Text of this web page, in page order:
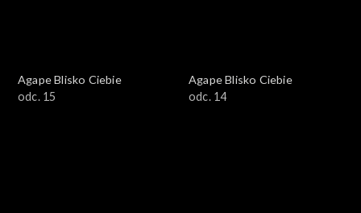
Agape Blisko Ciebie
odc. 15
Agape Blisko Ciebie
odc. 14